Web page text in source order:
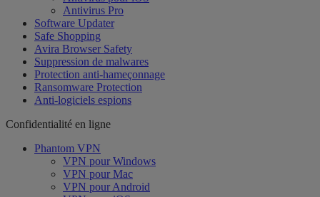
Antivirus Pro
Software Updater
Safe Shopping
Avira Browser Safety
Suppression de malwares
Protection anti-hameçonnage
Ransomware Protection
Anti-logiciels espions
Confidentialité en ligne
Phantom VPN
VPN pour Windows
VPN pour Mac
VPN pour Android